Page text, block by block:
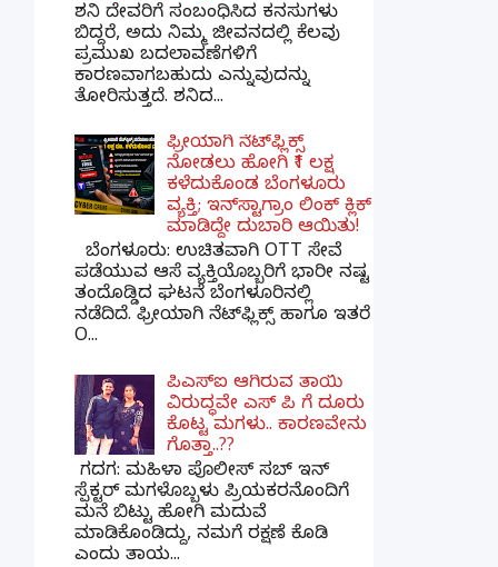
ಶನಿ ದೇವರಿಗೆ ಸಂಬಂಧಿಸಿದ ಕನಸುಗಳು
ಬಿದ್ದರೆ, ಅದು ನಿಮ್ಮ ಜೀವನದಲ್ಲಿ ಕೆಲವು
ಪ್ರಮುಖ ಬದಲಾವಣೆಗಳಿಗೆ
ಕಾರಣವಾಗಬಹುದು ಎನ್ನುವುದನ್ನು
ತೋರಿಸುತ್ತದೆ. ಶನಿದ...
ಫ್ರೀಯಾಗಿ ನೆಟ್‌ಫ್ಲಿಕ್ಸ್
ನೋಡಲು ಹೋಗಿ ₹1 ಲಕ್ಷ
ಕಳೆದುಕೊಂಡ ಬೆಂಗಳೂರು
ವ್ಯಕ್ತಿ; ಇನ್‌ಸ್ಟಾಗ್ರಾಂ ಲಿಂಕ್ ಕ್ಲಿಕ್
ಮಾಡಿದ್ದೇ ದುಬಾರಿ ಆಯಿತು!
ಬೆಂಗಳೂರು: ಉಚಿತವಾಗಿ OTT ಸೇವೆ
ಪಡೆಯುವ ಆಸೆ ವ್ಯಕ್ತಿಯೊಬ್ಬರಿಗೆ ಭಾರೀ ನಷ್ಟ
ತಂದೊಡ್ಡಿದ ಘಟನೆ ಬೆಂಗಳೂರಿನಲ್ಲಿ
ನಡೆದಿದೆ. ಫ್ರೀಯಾಗಿ ನೆಟ್‌ಫ್ಲಿಕ್ಸ್ ಹಾಗೂ ಇತರೆ
O...
ಪಿಎಸ್​ಐ ಆಗಿರುವ ತಾಯಿ
ವಿರುದ್ಧವೇ ಎಸ್ ಪಿ ಗೆ ದೂರು
ಕೊಟ್ಟ ಮಗಳು.. ಕಾರಣವೇನು
ಗೊತ್ತಾ..??
ಗದಗ​: ಮಹಿಳಾ ಪೊಲೀಸ್​ ಸಬ್ ​ಇನ್​
ಸ್ಪೆಕ್ಟರ್​ ಮಗಳೊಬ್ಬಳು ಪ್ರಿಯಕರನೊಂದಿಗೆ
ಮನೆ ಬಿಟ್ಟು ಹೋಗಿ ಮದುವೆ
ಮಾಡಿಕೊಂಡಿದ್ದು, ನಮಗೆ ರಕ್ಷಣೆ ಕೊಡಿ
ಎಂದು ತಾಯ...